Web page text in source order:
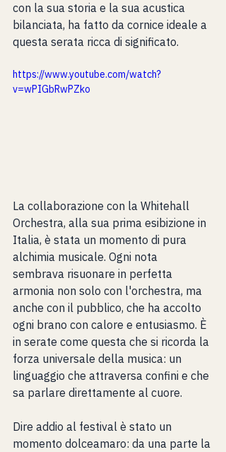
con la sua storia e la sua acustica
bilanciata, ha fatto da cornice ideale a
questa serata ricca di significato.
https://www.youtube.com/watch?
v=wPIGbRwPZko
La collaborazione con la Whitehall
Orchestra, alla sua prima esibizione in
Italia, è stata un momento di pura
alchimia musicale. Ogni nota
sembrava risuonare in perfetta
armonia non solo con l'orchestra, ma
anche con il pubblico, che ha accolto
ogni brano con calore e entusiasmo. È
in serate come questa che si ricorda la
forza universale della musica: un
linguaggio che attraversa confini e che
sa parlare direttamente al cuore.
Dire addio al festival è stato un
momento dolceamaro: da una parte la